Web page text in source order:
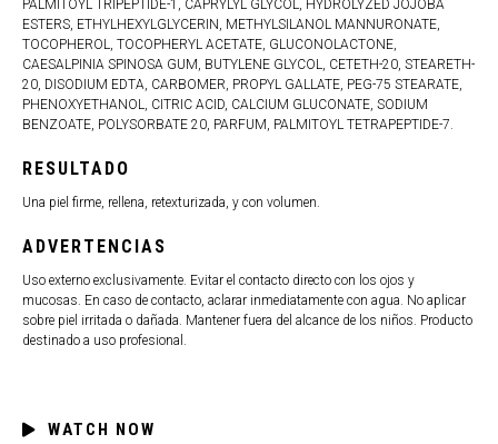
PALMITOYL TRIPEPTIDE-1, CAPRYLYL GLYCOL, HYDROLYZED JOJOBA
ESTERS, ETHYLHEXYLGLYCERIN, METHYLSILANOL MANNURONATE,
TOCOPHEROL, TOCOPHERYL ACETATE, GLUCONOLACTONE,
CAESALPINIA SPINOSA GUM, BUTYLENE GLYCOL, CETETH-20, STEARETH-
20, DISODIUM EDTA, CARBOMER, PROPYL GALLATE, PEG-75 STEARATE,
PHENOXYETHANOL, CITRIC ACID, CALCIUM GLUCONATE, SODIUM
BENZOATE, POLYSORBATE 20, PARFUM, PALMITOYL TETRAPEPTIDE-7.
RESULTADO
Una piel firme, rellena, retexturizada, y con volumen.
ADVERTENCIAS
Uso externo exclusivamente. Evitar el contacto directo con los ojos y
mucosas. En caso de contacto, aclarar inmediatamente con agua. No aplicar
sobre piel irritada o dañada. Mantener fuera del alcance de los niños. Producto
destinado a uso profesional.
WATCH NOW